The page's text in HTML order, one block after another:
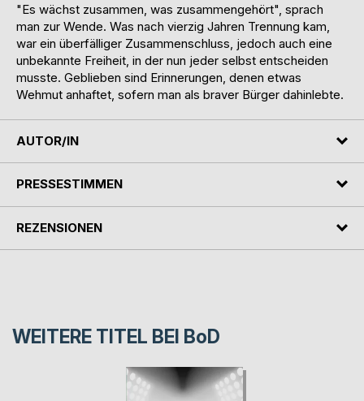
"Es wächst zusammen, was zusammengehört", sprach
man zur Wende. Was nach vierzig Jahren Trennung kam,
war ein überfälliger Zusammenschluss, jedoch auch eine
unbekannte Freiheit, in der nun jeder selbst entscheiden
musste. Geblieben sind Erinnerungen, denen etwas
Wehmut anhaftet, sofern man als braver Bürger dahinlebte.
AUTOR/IN
PRESSESTIMMEN
REZENSIONEN
WEITERE TITEL BEI BoD